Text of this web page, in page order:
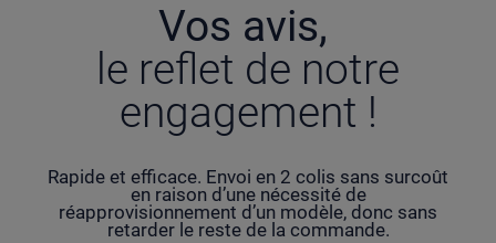
Vos avis,
le reflet de notre
engagement !
Rapide et efficace. Envoi en 2 colis sans surcoût
en raison d’une nécessité de
réapprovisionnement d’un modèle, donc sans
retarder le reste de la commande.